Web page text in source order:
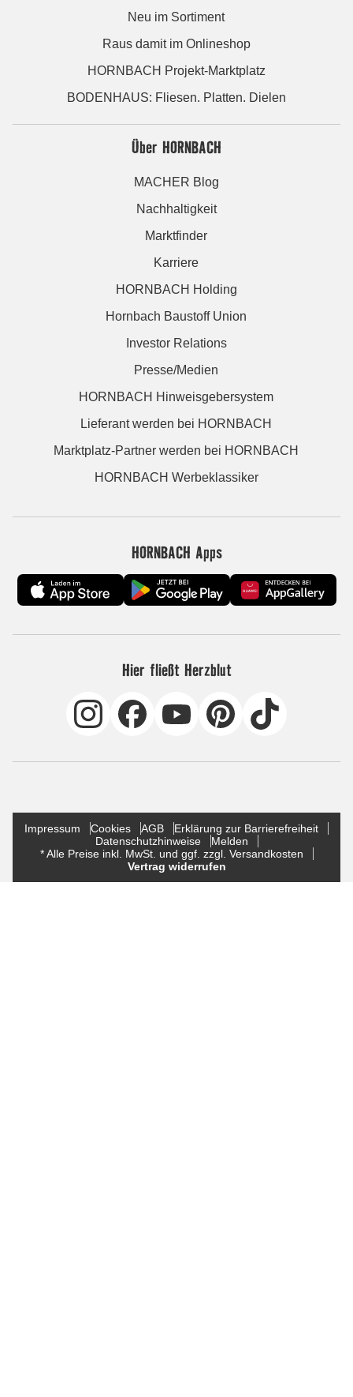
Neu im Sortiment
Raus damit im Onlineshop
HORNBACH Projekt-Marktplatz
BODENHAUS: Fliesen. Platten. Dielen
Über HORNBACH
MACHER Blog
Nachhaltigkeit
Marktfinder
Karriere
HORNBACH Holding
Hornbach Baustoff Union
Investor Relations
Presse/Medien
HORNBACH Hinweisgebersystem
Lieferant werden bei HORNBACH
Marktplatz-Partner werden bei HORNBACH
HORNBACH Werbeklassiker
HORNBACH Apps
Hier fließt Herzblut
Impressum Cookies AGB
Erklärung zur Barrierefreiheit
Datenschutzhinweise
Melden
* Alle Preise inkl. MwSt. und ggf. zzgl. Versandkosten
Vertrag widerrufen